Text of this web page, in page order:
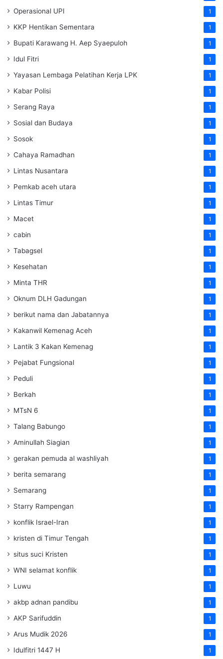
Operasional UPI 1
KKP Hentikan Sementara 1
Bupati Karawang H. Aep Syaepuloh 1
Idul Fitri 1
Yayasan Lembaga Pelatihan Kerja LPK 1
Kabar Polisi 1
Serang Raya 1
Sosial dan Budaya 1
Sosok 1
Cahaya Ramadhan 1
Lintas Nusantara 1
Pemkab aceh utara 1
Lintas Timur 1
Macet 1
cabin 1
Tabagsel 1
Kesehatan 1
Minta THR 1
Oknum DLH Gadungan 1
berikut nama dan Jabatannya 1
Kakanwil Kemenag Aceh 1
Lantik 3 Kakan Kemenag 1
Pejabat Fungsional 1
Peduli 1
Berkah 1
MTsN 6 1
Talang Babungo 1
Aminullah Siagian 1
gerakan pemuda al washliyah 1
berita semarang 1
Semarang 1
Starry Rampengan 1
konflik Israel-Iran 1
kristen di Timur Tengah 1
situs suci Kristen 1
WNI selamat konflik 1
Luwu 1
akbp adnan pandibu 1
AKP Sarifuddin 1
Arus Mudik 2026 1
Idulfitri 1447 H 1